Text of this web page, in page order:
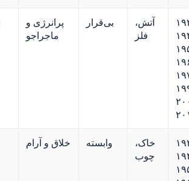
پرانرژی و
ماجراجو
بی‌قرار
آتش،
فلز
خلاق و آرام وابسته
خاک،
چوب